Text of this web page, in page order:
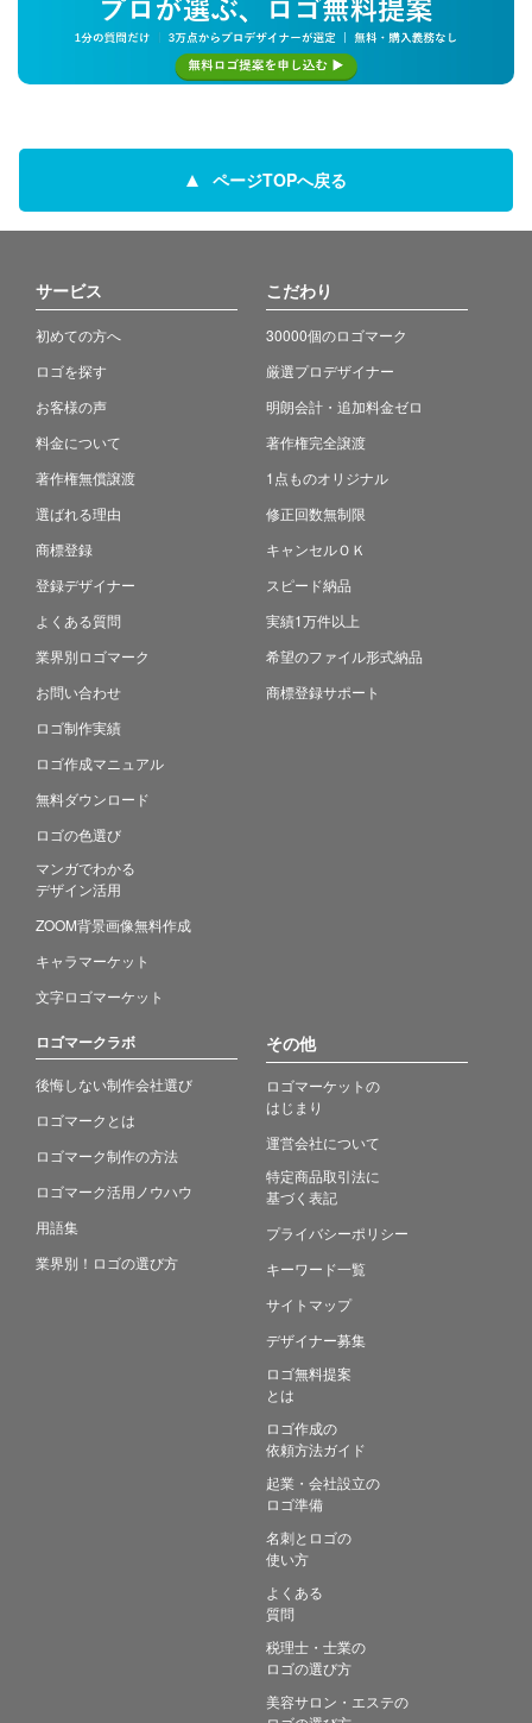
ページTOPへ戻る
サービス
初めての方へ
ロゴを探す
お客様の声
料金について
著作権無償譲渡
選ばれる理由
商標登録
登録デザイナー
よくある質問
業界別ロゴマーク
お問い合わせ
ロゴ制作実績
ロゴ作成マニュアル
無料ダウンロード
ロゴの色選び
マンガでわかる
デザイン活用
ZOOM背景画像無料作成
キャラマーケット
文字ロゴマーケット
こだわり
30000個のロゴマーク
厳選プロデザイナー
明朗会計・追加料金ゼロ
著作権完全譲渡
1点ものオリジナル
修正回数無制限
キャンセルＯＫ
スピード納品
実績1万件以上
希望のファイル形式納品
商標登録サポート
ロゴマークラボ
後悔しない制作会社選び
ロゴマークとは
ロゴマーク制作の方法
ロゴマーク活用ノウハウ
用語集
業界別！ロゴの選び方
その他
ロゴマーケットの
はじまり
運営会社について
特定商品取引法に
基づく表記
プライバシーポリシー
キーワード一覧
サイトマップ
デザイナー募集
ロゴ無料提案
とは
ロゴ作成の
依頼方法ガイド
起業・会社設立の
ロゴ準備
名刺とロゴの
使い方
よくある
質問
税理士・士業の
ロゴの選び方
美容サロン・エステの